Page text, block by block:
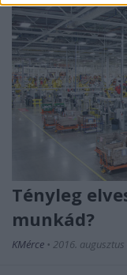
Tényleg
munkád?
KMérce • 2016. augusztus